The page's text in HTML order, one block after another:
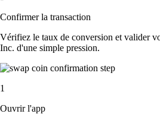
Confirmer la transaction
Vérifiez le taux de conversion et valider
Inc. d'une simple pression.
1
Ouvrir l'app